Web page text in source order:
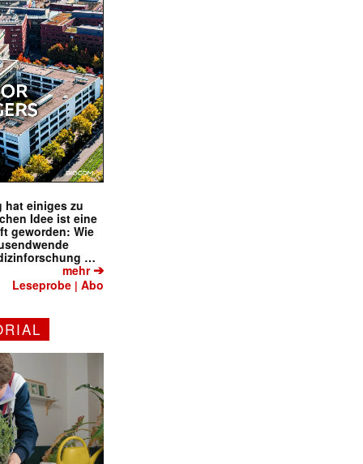
hat einiges zu
Idee ist eine
geworden: Wie
…
mehr➔
Leseprobe |Abo